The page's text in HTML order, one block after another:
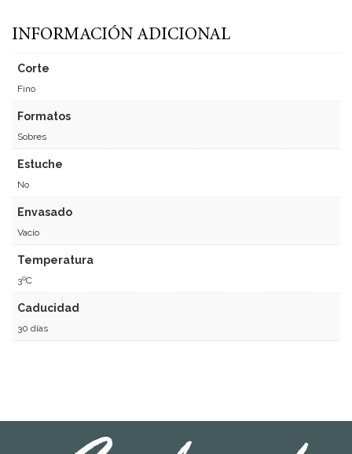
INFORMACIÓN ADICIONAL
Corte
Fino
Formatos
Sobres
Estuche
No
Envasado
Vacío
Temperatura
3ºC
Caducidad
30 días